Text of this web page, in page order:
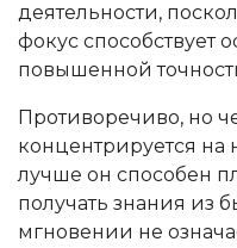
деятельности,
фокус способствует
повышенной
Противоречиво, но
концентрируется на
лучше он способен
получать знания из
мгновении не